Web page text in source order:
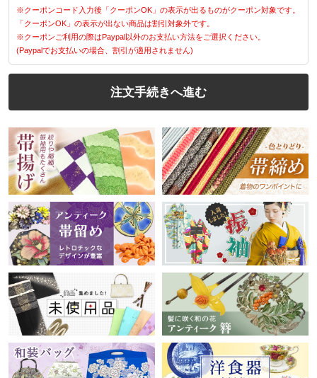
※クーポンコード入力後「クーポンOK」の表示が出るものがクーポン対象です。
「クーポンOK」の表示が出ない商品は割引対象外です。
※クーポンご利用の際はPaypal以外のお支払い方法をご選択ください。
(Paypalでお支払いの場合、割引が適用されません)
注文手続きへ進む